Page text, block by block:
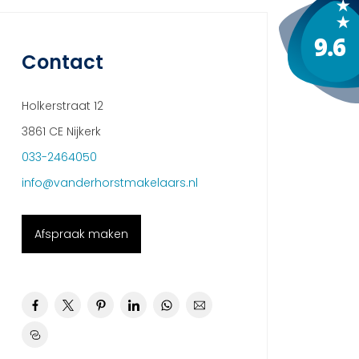
Contact
Holkerstraat 12
3861 CE Nijkerk
033-2464050
info@vanderhorstmakelaars.nl
Afspraak maken